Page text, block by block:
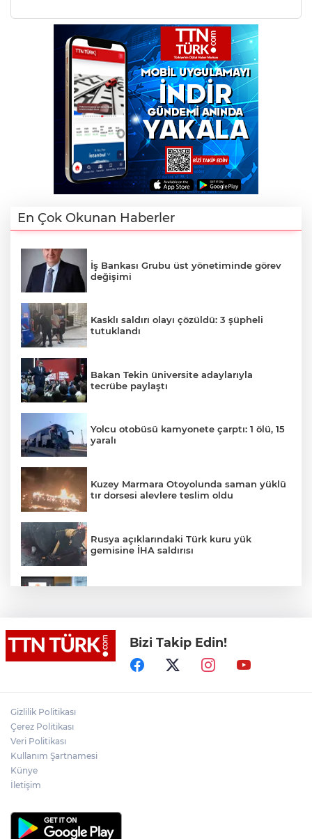
En Çok Okunan Haberler
İş Bankası Grubu üst yönetiminde görev
değişimi
Kasklı saldırı olayı çözüldü: 3 şüpheli
tutuklandı
Bakan Tekin üniversite adaylarıyla
tecrübe paylaştı
Yolcu otobüsü kamyonete çarptı: 1 ölü, 15
yaralı
Kuzey Marmara Otoyolunda saman yüklü
tır dorsesi alevlere teslim oldu
Rusya açıklarındaki Türk kuru yük
gemisine İHA saldırısı
Lukaku Fener’e mi, Beşiktaş’a mı geliyor?
Rojin Kabaiş, Hiranur Nilgün Aygar ve
Kıvanç Uman’ın ailelerini hedef alam
Bizi Takip Edin!
Gizlilik Politikası
Çerez Politikası
Veri Politikası
Kullanım Şartnamesi
Künye
İletişim